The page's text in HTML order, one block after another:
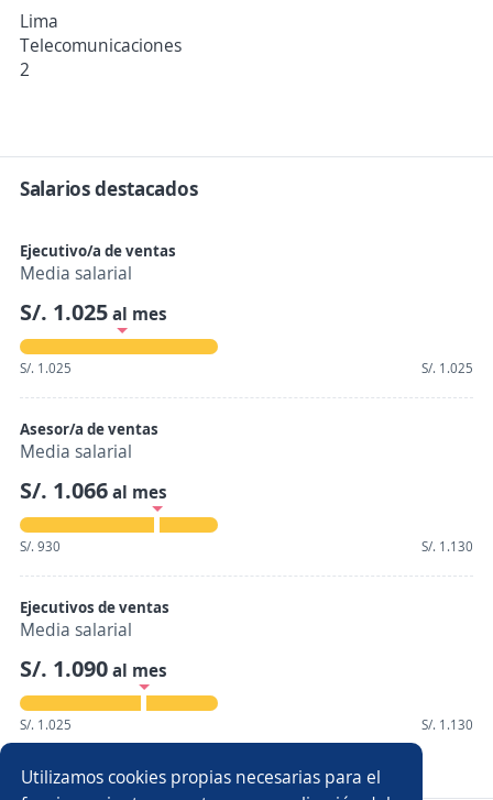
Lima
Telecomunicaciones
2
Salarios destacados
Ejecutivo/a de ventas
Media salarial
S/. 1.025al mes
S/. 1.025 S/. 1.025
Asesor/a de ventas
Media salarial
S/. 1.066al mes
S/. 930 S/. 1.130
Ejecutivos de ventas
Media salarial
S/. 1.090al mes
S/. 1.025 S/. 1.130
Mostrar 309 salarios
Utilizamos cookies propias necesarias para el